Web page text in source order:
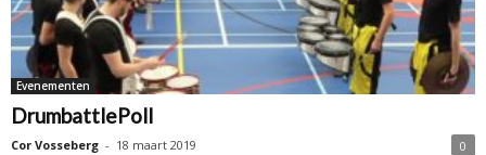
Evenementen
DrumbattlePoll
Cor Vosseberg - 18 maart 2019
0